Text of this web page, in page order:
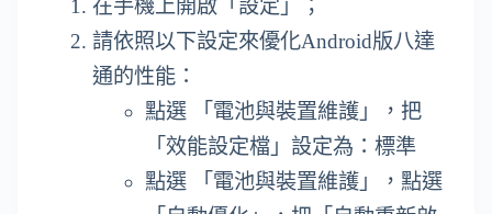
在手機上開啟「設定」；
請依照以下設定來優化Android版八達
通的性能：
點選 「電池與裝置維護」，把
「效能設定檔」設定為：標準
點選 「電池與裝置維護」，點選